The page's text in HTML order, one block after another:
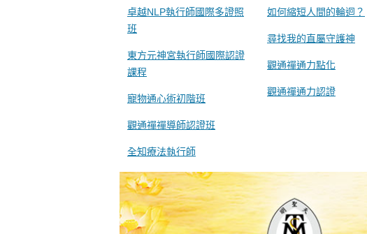
卓越NLP執行師國際多證照
班
東方元神宮執行師國際認證
課程
寵物通心術初階班
觀通禪禪導師認證班
全知療法執行師
如何縮短人間的輪迴？
尋找我的直屬守護神
觀通禪通力點化
觀通禪通力認證